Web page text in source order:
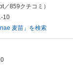
／859クチコミ）
10
麦苗」を検索